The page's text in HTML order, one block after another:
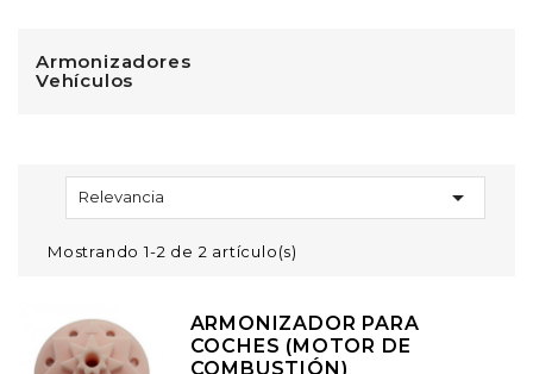
Armonizadores
Vehículos
Relevancia 
Mostrando 1-2 de 2 artículo(s)
ARMONIZADOR PARA
COCHES (MOTOR DE
COMBUSTIÓN)